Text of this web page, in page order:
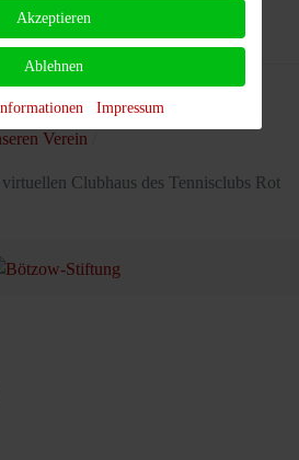
Lizenzstufe C
Verein
Clubhaus des Tennisclubs Rot
Akzeptieren
Ablehnen
Impressum